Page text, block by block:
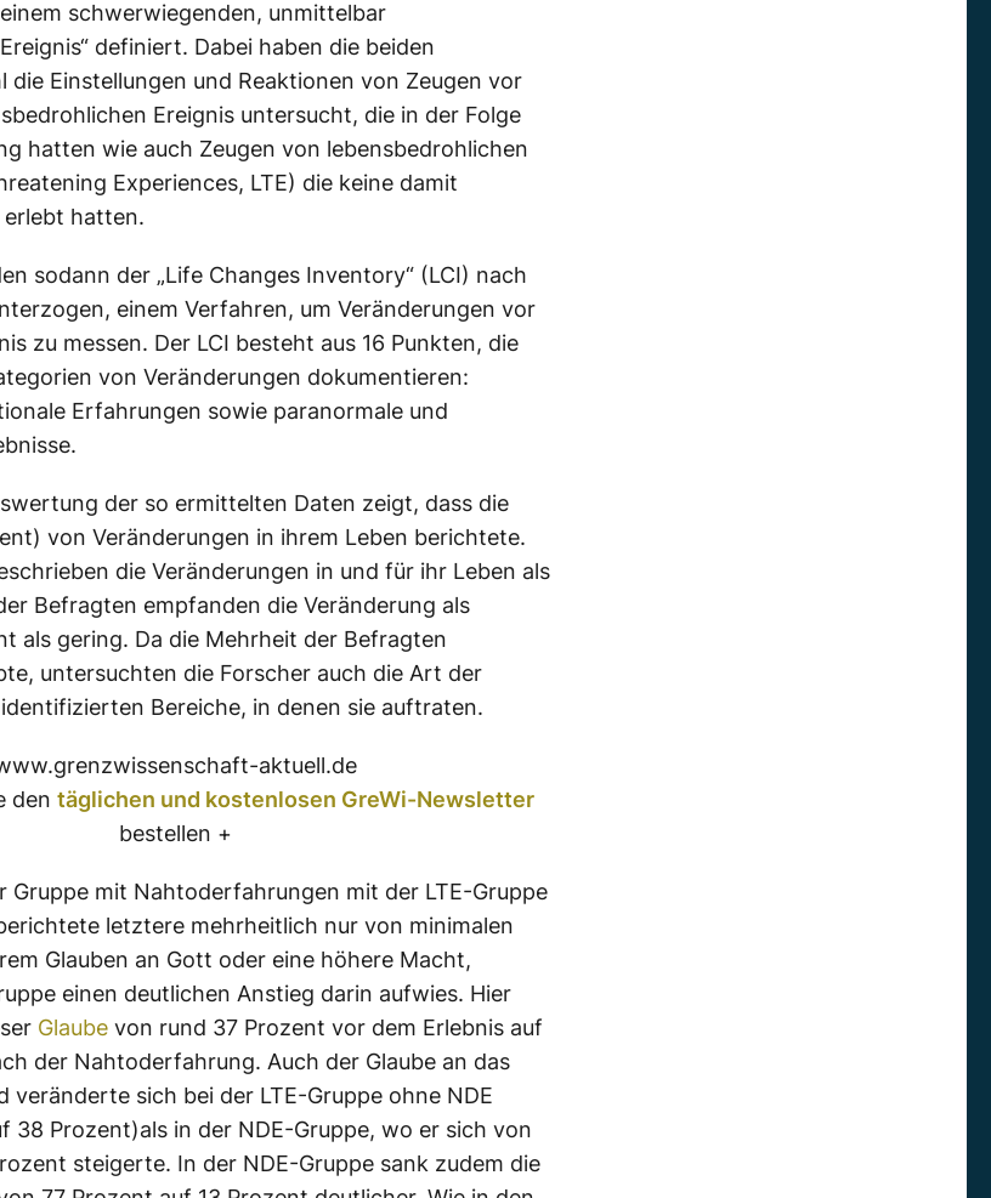
schwerwiegenden, unmittelbar
“ definiert. Dabei haben die beiden
die Einstellungen und Reaktionen von Zeugen vor
Ereignis untersucht, die in der Folge
hatten wie auch Zeugen von lebensbedrohlichen
Experiences, LTE) die keine damit
erlebt hatten.
sodann der „Life Changes Inventory“ (LCI) nach
einem Verfahren, um Veränderungen vor
zu messen. Der LCI besteht aus 16 Punkten, die
von Veränderungen dokumentieren:
Erfahrungen sowie paranormale und
der so ermittelten Daten zeigt, dass die
) von Veränderungen in ihrem Leben berichtete.
die Veränderungen in und für ihr Leben als
Befragten empfanden die Veränderung als
als gering. Da die Mehrheit der Befragten
untersuchten die Forscher auch die Art der
Bereiche, in denen sie auftraten.
aktuell.de
den täglichen und kostenlosen GreWi-Newsletter
bestellen +
Gruppe mit Nahtoderfahrungen mit der LTE-Gruppe
letztere mehrheitlich nur von minimalen
Glauben an Gott oder eine höhere Macht,
einen deutlichen Anstieg darin aufwies. Hier
Glaube von rund 37 Prozent vor dem Erlebnis auf
der Nahtoderfahrung. Auch der Glaube an das
veränderte sich bei der LTE-Gruppe ohne NDE
38 Prozent)als in der NDE-Gruppe, wo er sich von
steigerte. In der NDE-Gruppe sank zudem die